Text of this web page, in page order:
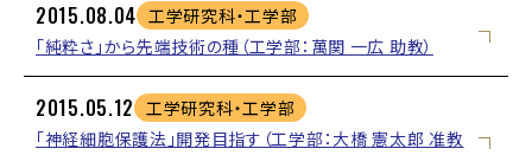
2015.08.04 工学研究科・工学部
「純粋さ」から先端技術の種（工学部：萬関 一広 助教）
2015.05.12 工学研究科・工学部
「神経細胞保護法」開発目指す（工学部：大橋 憲太郎 准教